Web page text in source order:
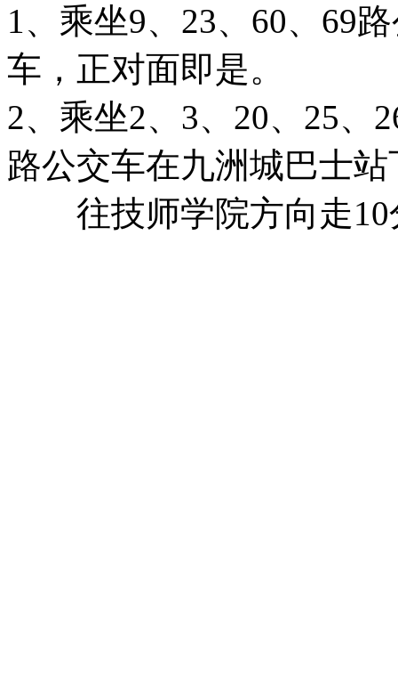
1、乘坐9、23、60、69
车，正对面即是。
2、乘坐2、3、20、25、
路公交车在九洲城巴士站
往技师学院方向走10